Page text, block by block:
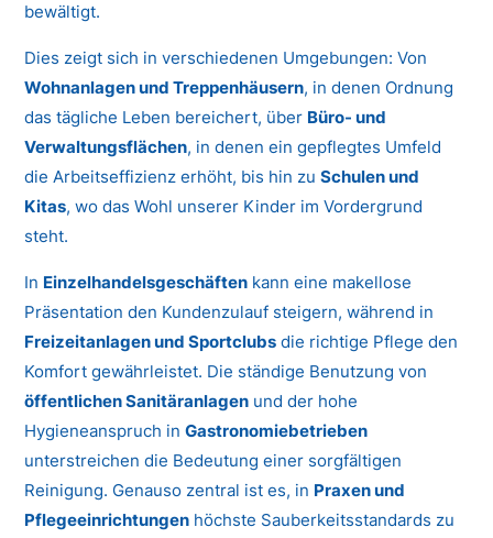
bewältigt.
Dies zeigt sich in verschiedenen Umgebungen: Von
Wohnanlagen und Treppenhäusern, in denen Ordnung
das tägliche Leben bereichert, über Büro- und
Verwaltungsflächen, in denen ein gepflegtes Umfeld
die Arbeitseffizienz erhöht, bis hin zuSchulen und
Kitas, wo das Wohl unserer Kinder im Vordergrund
steht.
In Einzelhandelsgeschäften kann eine makellose
Präsentation den Kundenzulauf steigern, während in
Freizeitanlagen und Sportclubs die richtige Pflege den
Komfort gewährleistet. Die ständige Benutzung von
öffentlichen Sanitäranlagen und der hohe
Hygieneanspruch inGastronomiebetrieben
unterstreichen die Bedeutung einer sorgfältigen
Reinigung. Genauso zentral ist es, in Praxen und
Pflegeeinrichtungen höchste Sauberkeitsstandards zu